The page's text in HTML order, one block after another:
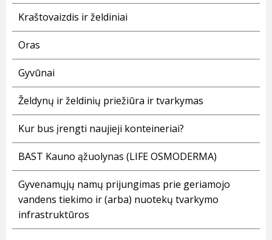
Kraštovaizdis ir želdiniai
Oras
Gyvūnai
Želdynų ir želdinių priežiūra ir tvarkymas
Kur bus įrengti naujieji konteineriai?
BAST Kauno ąžuolynas (LIFE OSMODERMA)
Gyvenamųjų namų prijungimas prie geriamojo
vandens tiekimo ir (arba) nuotekų tvarkymo
infrastruktūros